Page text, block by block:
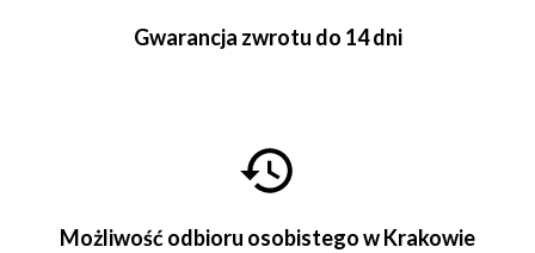
Gwarancja zwrotu do 14 dni
Możliwość odbioru osobistego w Krakowie